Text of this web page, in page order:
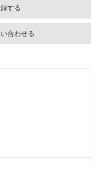
する
合わせる